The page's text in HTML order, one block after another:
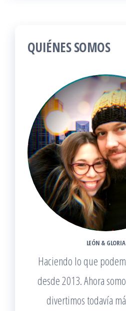
QUIÉNES SOMOS
LEÓN & GLORIA
Haciendo lo que
desde 2013. Ahora
divertimos todavía